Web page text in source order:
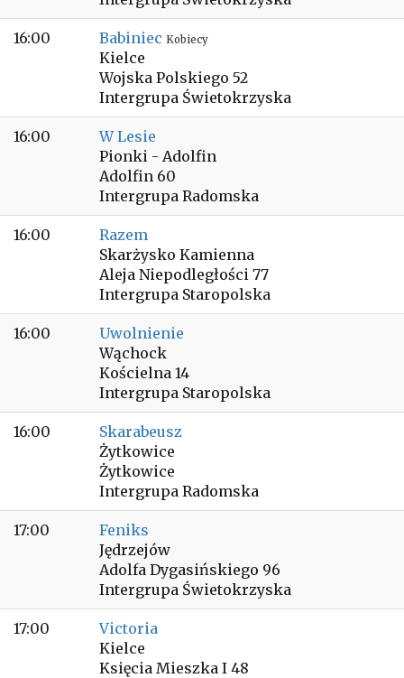
16:00 Babiniec Kobiecy
Kielce
Wojska Polskiego 52
Intergrupa Świetokrzyska
16:00
W Lesie
Pionki - Adolfin
Adolfin 60
Intergrupa Radomska
16:00
Razem
Skarżysko Kamienna
Aleja Niepodległości 77
Intergrupa Staropolska
16:00
Uwolnienie
Wąchock
Kościelna 14
Intergrupa Staropolska
16:00
Skarabeusz
Żytkowice
Żytkowice
Intergrupa Radomska
17:00
Feniks
Jędrzejów
Adolfa Dygasińskiego 96
Intergrupa Świetokrzyska
17:00
Victoria
Kielce
Księcia Mieszka I 48